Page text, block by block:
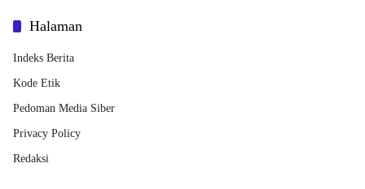
Halaman
Indeks Berita
Kode Etik
Pedoman Media Siber
Privacy Policy
Redaksi